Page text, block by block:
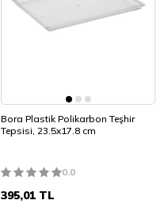
Bora Plastik Polikarbon Teşhir
Tepsisi, 23.5x17.8 cm
0.0
395,01 TL